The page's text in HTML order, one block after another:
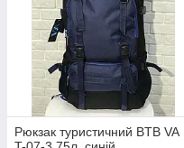
Рюкзак туристичний BTB VA